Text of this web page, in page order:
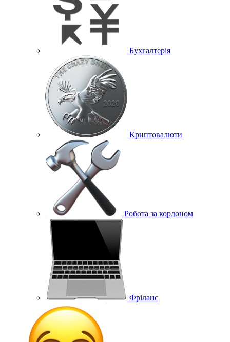
Бухгалтерія
Криптовалюти
Робота за кордоном
Фріланс